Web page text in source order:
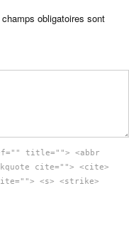
champs obligatoires sont
title=""> <abbr
cite=""> <cite>
<s> <strike>